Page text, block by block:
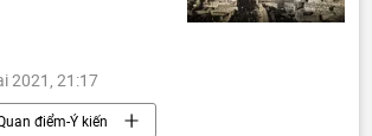
2021, 21:17
điểm-Ý kiến